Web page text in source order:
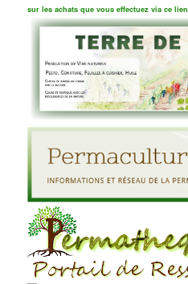
sur les achats que vous effectuez via ce lien